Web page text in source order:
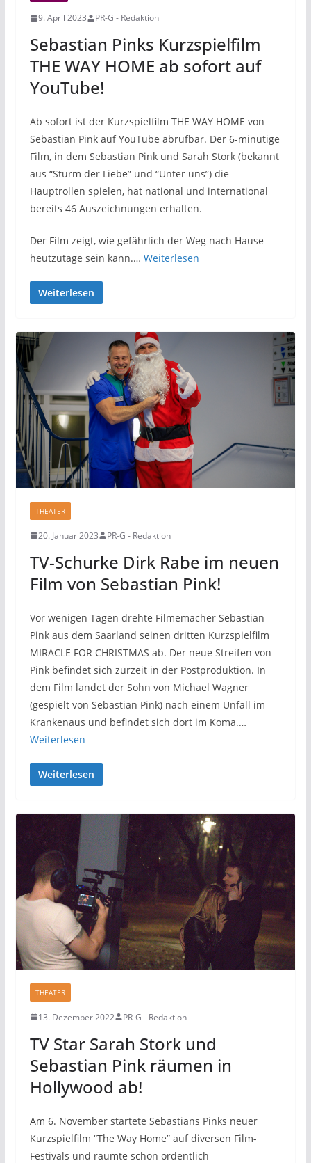
9. April 2023 PR-G - Redaktion
Sebastian Pinks Kurzspielfilm
THE WAY HOME ab sofort auf
YouTube!
Ab sofort ist der Kurzspielfilm THE WAY HOME von
Sebastian Pink auf YouTube abrufbar. Der 6-minütige
Film, in dem Sebastian Pink und Sarah Stork (bekannt
aus “Sturm der Liebe” und “Unter uns”) die
Hauptrollen spielen, hat national und international
bereits 46 Auszeichnungen erhalten.
Der Film zeigt, wie gefährlich der Weg nach Hause
heutzutage sein kann.… Weiterlesen
Weiterlesen
THEATER
20. Januar 2023 PR-G - Redaktion
TV-Schurke Dirk Rabe im neuen
Film von Sebastian Pink!
Vor wenigen Tagen drehte Filmemacher Sebastian
Pink aus dem Saarland seinen dritten Kurzspielfilm
MIRACLE FOR CHRISTMAS ab. Der neue Streifen von
Pink befindet sich zurzeit in der Postproduktion. In
dem Film landet der Sohn von Michael Wagner
(gespielt von Sebastian Pink) nach einem Unfall im
Krankenaus und befindet sich dort im Koma.…
Weiterlesen
Weiterlesen
THEATER
13. Dezember 2022 PR-G - Redaktion
TV Star Sarah Stork und
Sebastian Pink räumen in
Hollywood ab!
Am 6. November startete Sebastians Pinks neuer
Kurzspielfilm “The Way Home” auf diversen Film-
Festivals und räumte schon ordentlich